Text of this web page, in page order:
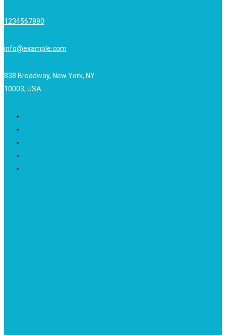
1234567890
info@example.com
838 Broadway, New York, NY
10003, USA